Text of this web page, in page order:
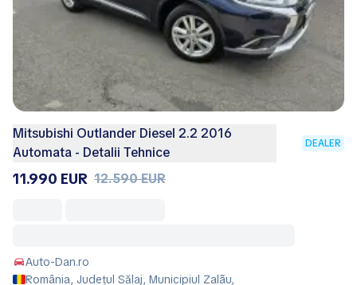
Mitsubishi Outlander Diesel 2.2 2016
Automata - Detalii Tehnice
DEALER
11.990 EUR 12.590 EUR
Auto-Dan.ro
România, Județul Sălaj, Municipiul Zalãu,